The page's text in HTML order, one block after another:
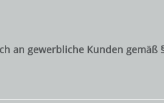
an gewerbliche Kunden gemäß